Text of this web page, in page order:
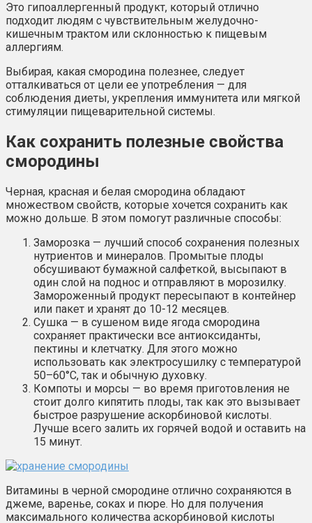
Это гипоаллергенный продукт, который отлично
подходит людям с чувствительным желудочно-
кишечным трактом или склонностью к пищевым
аллергиям.
Выбирая, какая смородина полезнее, следует
отталкиваться от цели ее употребления — для
соблюдения диеты, укрепления иммунитета или мягкой
стимуляции пищеварительной системы.
Как сохранить полезные свойства
смородины
Черная, красная и белая смородина обладают
множеством свойств, которые хочется сохранить как
можно дольше. В этом помогут различные способы:
Заморозка — лучший способ сохранения полезных
нутриентов и минералов. Промытые плоды
обсушивают бумажной салфеткой, высыпают в
один слой на поднос и отправляют в морозилку.
Замороженный продукт пересыпают в контейнер
или пакет и хранят до 10-12 месяцев.
Сушка — в сушеном виде ягода смородина
сохраняет практически все антиоксиданты,
пектины и клетчатку. Для этого можно
использовать как электросушилку с температурой
50–60°C, так и обычную духовку.
Компоты и морсы — во время приготовления не
стоит долго кипятить плоды, так как это вызывает
быстрое разрушение аскорбиновой кислоты.
Лучше всего залить их горячей водой и оставить на
15 минут.
Витамины в черной смородине отлично сохраняются в
джеме, варенье, соках и пюре. Но для получения
максимального количества аскорбиновой кислоты